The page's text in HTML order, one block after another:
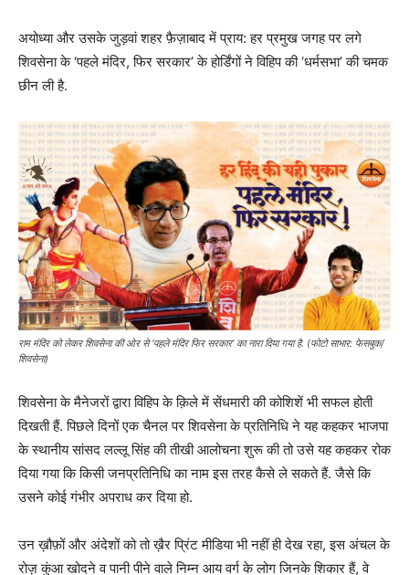
अयोध्या और उसके जुड़वां शहर फ़ैज़ाबाद में प्राय: हर प्रमुख जगह पर लगे
शिवसेना के ‘पहले मंदिर, फिर सरकार’ के होर्डिंगों ने विहिप की ‘धर्मसभा’ की चमक
छीन ली है.
राम मंदिर को लेकर शिवसेना की ओर से ‘पहले मंदिर फिर सरकार’ का नारा दिया गया है. (फोटो साभार: फेसबुक/
शिवसेना)
शिवसेना के मैनेजरों द्वारा विहिप के क़िले में सेंधमारी की कोशिशें भी सफल होती
दिखती हैं. पिछले दिनों एक चैनल पर शिवसेना के प्रतिनिधि ने यह कहकर भाजपा
के स्थानीय सांसद लल्लू सिंह की तीखी आलोचना शुरू की तो उसे यह कहकर रोक
दिया गया कि किसी जनप्रतिनिधि का नाम इस तरह कैसे ले सकते हैं. जैसे कि
उसने कोई गंभीर अपराध कर दिया हो.
उन ख़ौफ़ों और अंदेशों को तो ख़ैर प्रिंट मीडिया भी नहीं ही देख रहा, इस अंचल के
रोज़ कुंआ खोदने व पानी पीने वाले निम्न आय वर्ग के लोग जिनके शिकार हैं, वे